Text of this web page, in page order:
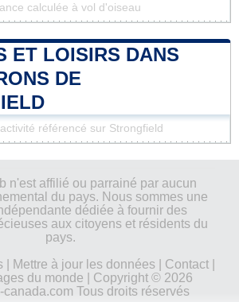
calculée à vol d'oiseau
ET LOISIRS DANS
DE
référencé sur Strongfield
n'est affilié ou parrainé par aucun
du pays. Nous sommes une
dédiée à fournir des
aux citoyens et résidents du
pays.
| Mettre à jour les données| Contact|
du monde | Copyright © 2026
Tous droits réservés